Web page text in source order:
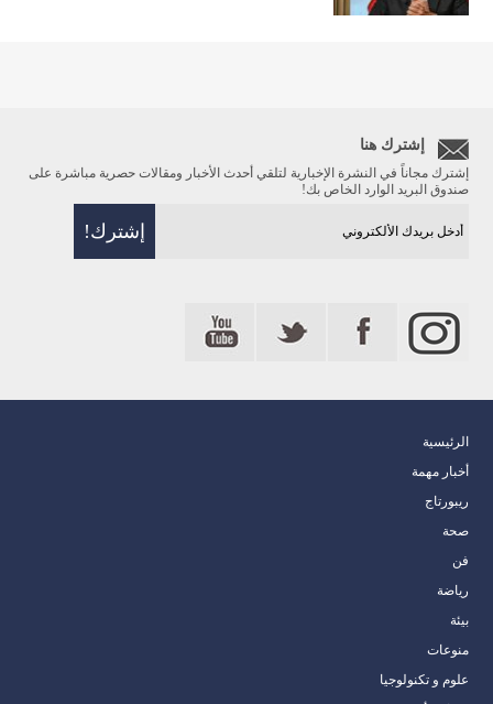
إشترك هنا
إشترك مجاناً في النشرة الإخبارية لتلقي أحدث الأخبار ومقالات حصرية مباشرة على
صندوق البريد الوارد الخاص بك!
الرئيسية
أخبار مهمة
ريبورتاج
صحة
فن
رياضة
بيئة
منوعات
علوم و تكنولوجيا